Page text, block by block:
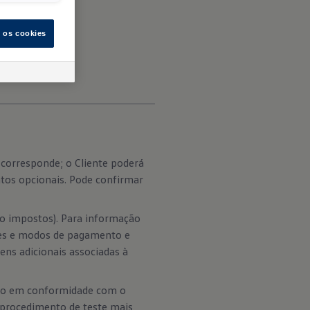
o Cliente poderá
opcionais. Pode confirmar
impostos). Para informação
e modos de pagamento e
adicionais associadas à
em conformidade com o
de teste mais
os cookies